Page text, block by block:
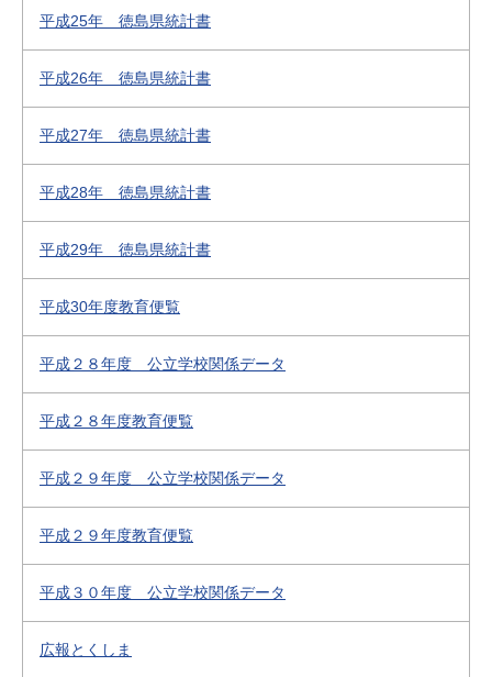
平成25年 徳島県統計書
平成26年 徳島県統計書
平成27年 徳島県統計書
平成28年 徳島県統計書
平成29年 徳島県統計書
平成30年度教育便覧
平成２８年度 公立学校関係データ
平成２８年度教育便覧
平成２９年度 公立学校関係データ
平成２９年度教育便覧
平成３０年度 公立学校関係データ
広報とくしま